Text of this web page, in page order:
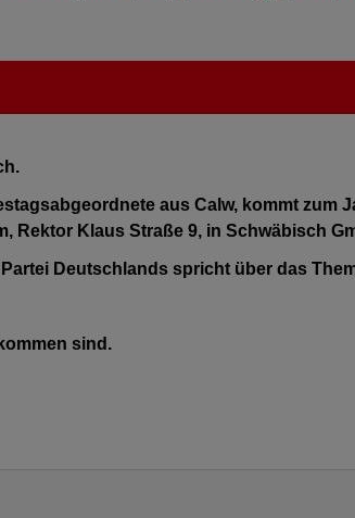
aus Calw, kommt zum
Rektor Klaus Straße 9, in Schwäbisch
Deutschlands spricht über das
sind.